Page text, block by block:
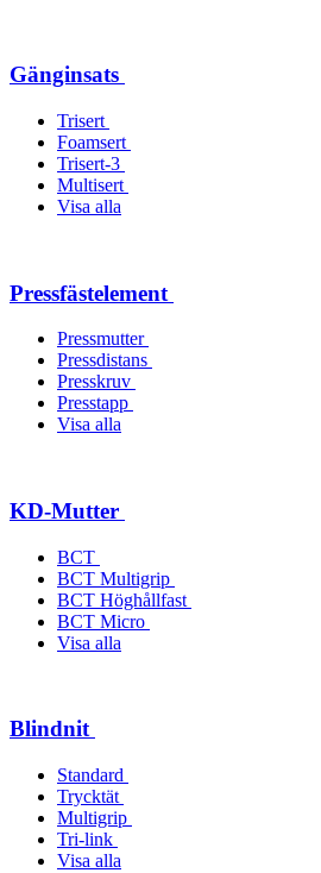
Gänginsats
Trisert
Foamsert
Trisert-3
Multisert
Visa alla
Pressfästelement
Pressmutter
Pressdistans
Presskruv
Presstapp
Visa alla
KD-Mutter
BCT
BCT Multigrip
BCT Höghållfast
BCT Micro
Visa alla
Blindnit
Standard
Trycktät
Multigrip
Tri-link
Visa alla